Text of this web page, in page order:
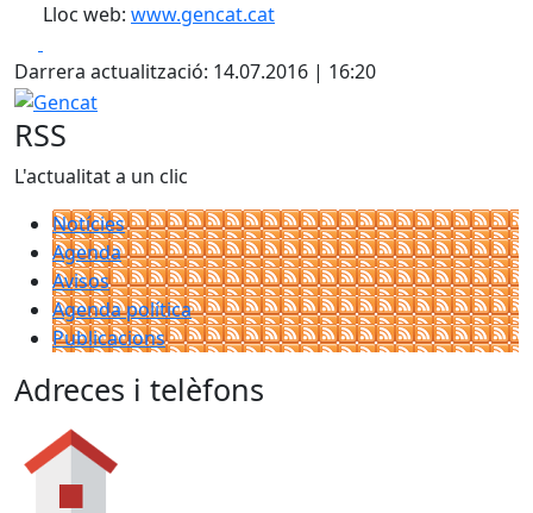
Lloc web: www.gencat.cat
Darrera actualització: 14.07.2016 | 16:20
Gencat
RSS
L'actualitat a un clic
Notícies
Agenda
Avisos
Agenda política
Publicacions
Adreces i telèfons